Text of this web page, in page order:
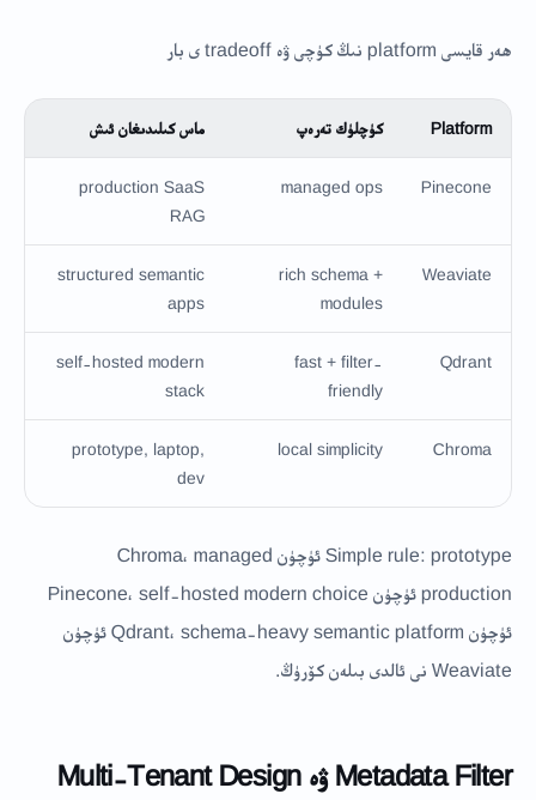
ھەر قايسى platform نىڭ كۈچى ۋە tradeoff ى بار
Platform كۈچلۈك تەرەپ ماس كىلىدىغان ئىش
Pinecone
managed ops
production SaaS
RAG
Weaviate
rich schema +
modules
structured semantic
apps
Qdrant
fast + filter-
friendly
self-hosted modern
stack
Chroma
local simplicity
prototype, laptop,
dev
Simple rule: prototype ئۈچۈن Chroma، managed
production ئۈچۈن Pinecone، self-hosted modern choice
ئۈچۈن Qdrant، schema-heavy semantic platform ئۈچۈن
Weaviate نى ئالدى بىلەن كۆرۈڭ.
Metadata Filter ۋە Multi-Tenant Design